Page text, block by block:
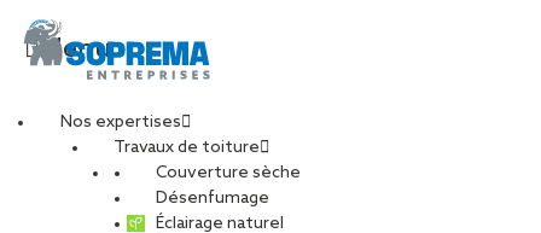
Menu
Nos expertises
Travaux de toiture
Couverture sèche
Désenfumage
Éclairage naturel
DJI_0926_W-min